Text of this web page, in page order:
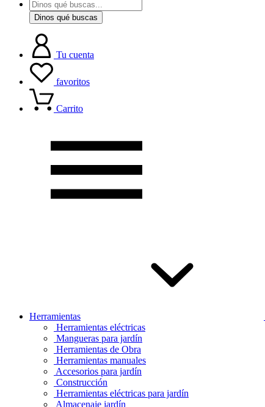
Dinos qué buscas
Tu cuenta
favoritos
Carrito
Herramientas
Herramientas eléctricas
Mangueras para jardín
Herramientas de Obra
Herramientas manuales
Accesorios para jardín
Construcción
Herramientas eléctricas para jardín
Almacenaje jardín